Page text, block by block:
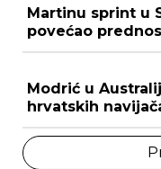
Martinu sprint u
povećao
Modrić u
hrvatskih